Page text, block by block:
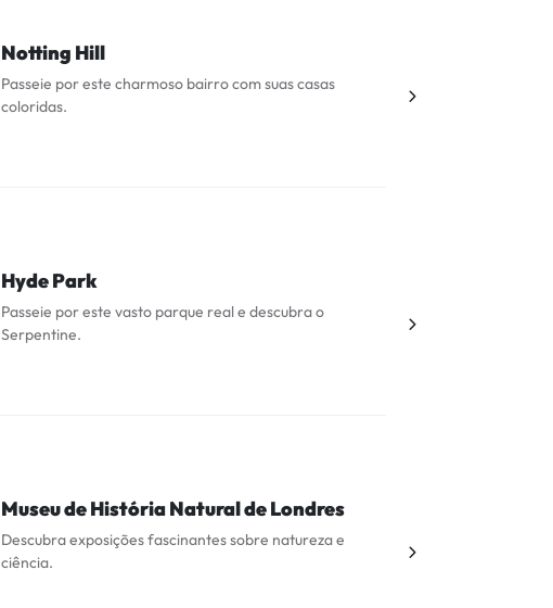
Notting Hill
Passeie por este charmoso bairro com suas casas
coloridas.
Hyde Park
Passeie por este vasto parque real e descubra o
Serpentine.
Museu de História Natural de Londres
Descubra exposições fascinantes sobre natureza e
ciência.